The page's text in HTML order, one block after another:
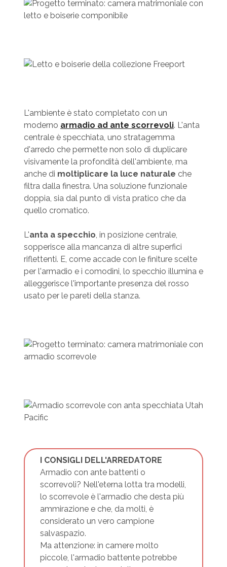
L'ambiente è stato completato con un
moderno armadio ad ante scorrevoli. L'anta
centrale è specchiata, uno stratagemma
d'arredo che permette non solo di duplicare
visivamente la profondità dell'ambiente, ma
anche di moltiplicare la luce naturale che
filtra dalla finestra. Una soluzione funzionale
doppia, sia dal punto di vista pratico che da
quello cromatico.
L'anta a specchio, in posizione centrale,
sopperisce alla mancanza di altre superfici
riflettenti. E, come accade con le finiture scelte
per l'armadio e i comodini, lo specchio illumina e
alleggerisce l'importante presenza del rosso
usato per le pareti della stanza.
I CONSIGLI DELL'ARREDATORE
Armadio con ante battenti o
scorrevoli? Nell'eterna lotta tra modelli,
lo scorrevole è l'armadio che desta più
ammirazione e che, da molti, è
considerato un vero campione
salvaspazio.
Ma attenzione: in camere molto
piccole, l'armadio battente potrebbe